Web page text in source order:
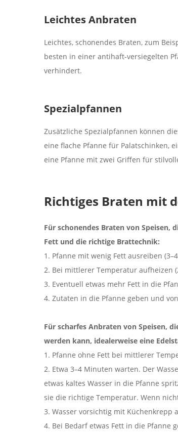
Leichtes Anbraten
Leichtes, schonendes Braten, zum
besten in einer antihaft-versiegelten
verhindert.
Spezialpfannen
Zusätzliche Spezialpfannen können
eine flache Pfanne für Palatschinken,
eine Pfanne mit zwei Griffen für
Richtiges Braten mit
Für schonendes Braten von Speisen,
Fett und die richtige Brattechnik:
1. Pfanne mit wenig Fett ausreiben
2. Bei mittlerer Temperatur aufheizen
3. Eventuell etwas mehr Fett in die
4. Zutaten in die Pfanne geben und
Für scharfes Anbraten von Speisen,
werden kann, idealerweise eine
1. Pfanne ohne Fett bei mittlerer
2. Etwa 3–4 Minuten warten. Der
etwas kaltes Wasser in die Pfanne
sie die richtige Temperatur. Wenn
3. Wasser vorsichtig mit Küchenkrepp
4. Bei Bedarf etwas Fett in die Pfanne